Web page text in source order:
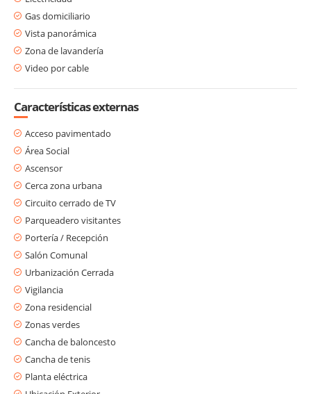
Gas domiciliario
Vista panorámica
Zona de lavandería
Video por cable
Características externas
Acceso pavimentado
Área Social
Ascensor
Cerca zona urbana
Circuito cerrado de TV
Parqueadero visitantes
Portería / Recepción
Salón Comunal
Urbanización Cerrada
Vigilancia
Zona residencial
Zonas verdes
Cancha de baloncesto
Cancha de tenis
Planta eléctrica